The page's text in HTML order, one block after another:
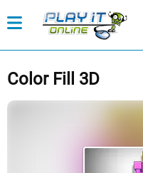
Color Fill 3D